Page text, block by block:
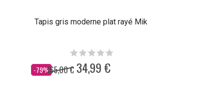
Tapis gris moderne plat rayé Mik
-79%
Dès 165,00 € 34,99 €